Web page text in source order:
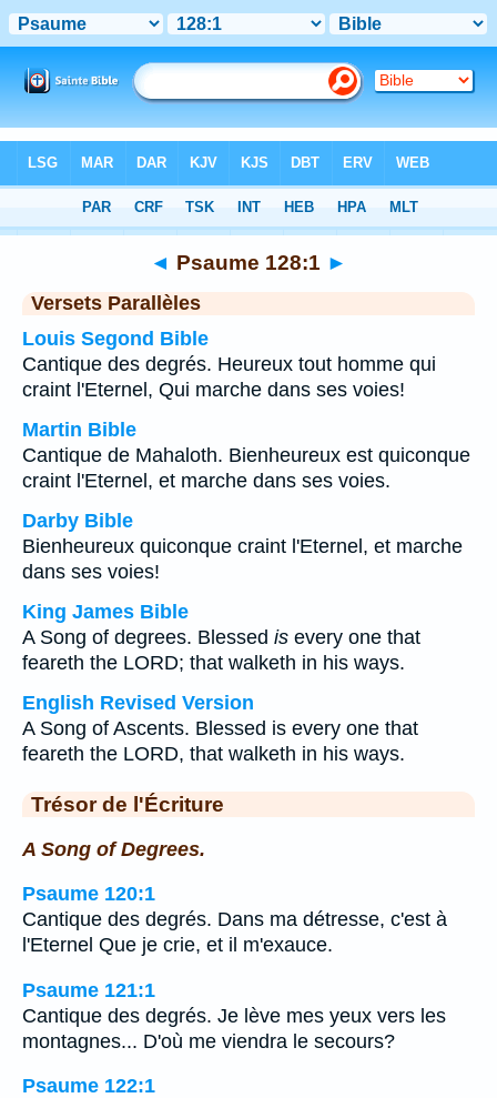
Chapitre 128 > Verset 1
◄ Psaume 128:1 ►
Versets Parallèles
Louis Segond Bible
Cantique des degrés. Heureux tout homme qui
craint l'Eternel, Qui marche dans ses voies!
Martin Bible
Cantique de Mahaloth. Bienheureux est quiconque
craint l'Eternel, et marche dans ses voies.
Darby Bible
Bienheureux quiconque craint l'Eternel, et marche
dans ses voies!
King James Bible
A Song of degrees. Blessed is every one that
feareth the LORD; that walketh in his ways.
English Revised Version
A Song of Ascents. Blessed is every one that
feareth the LORD, that walketh in his ways.
Trésor de l'Écriture
A Song of Degrees.
Psaume 120:1
Cantique des degrés. Dans ma détresse, c'est à
l'Eternel Que je crie, et il m'exauce.
Psaume 121:1
Cantique des degrés. Je lève mes yeux vers les
montagnes... D'où me viendra le secours?
Psaume 122:1